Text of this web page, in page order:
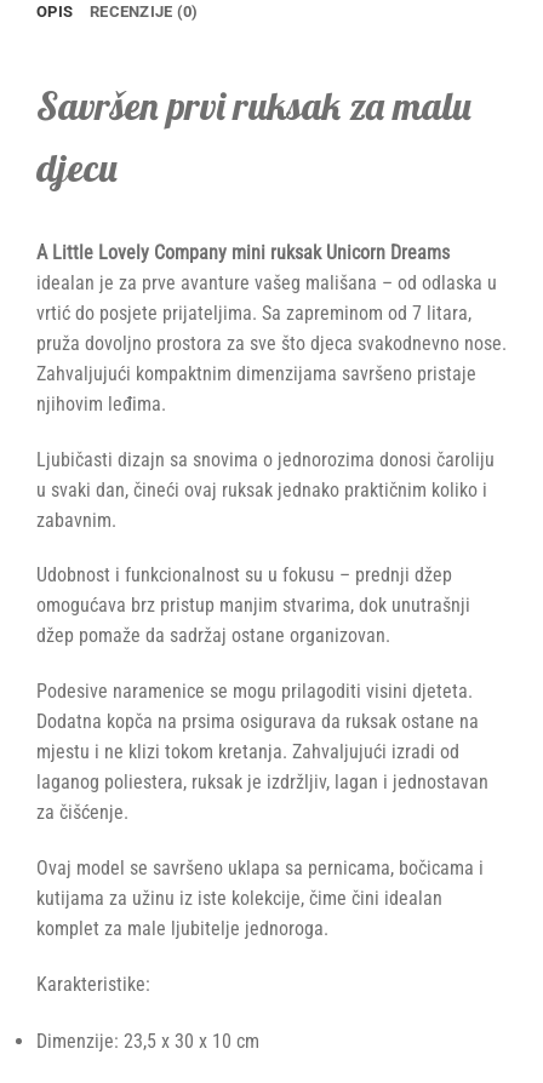
OPIS RECENZIJE (0)
Savršen prvi ruksak za malu
djecu
A Little Lovely Company mini ruksak Unicorn Dreams
idealan je za prve avanture vašeg mališana – od odlaska u
vrtić do posjete prijateljima. Sa zapreminom od 7 litara,
pruža dovoljno prostora za sve što djeca svakodnevno nose.
Zahvaljujući kompaktnim dimenzijama savršeno pristaje
njihovim leđima.
Ljubičasti dizajn sa snovima o jednorozima donosi čaroliju
u svaki dan, čineći ovaj ruksak jednako praktičnim koliko i
zabavnim.
Udobnost i funkcionalnost su u fokusu – prednji džep
omogućava brz pristup manjim stvarima, dok unutrašnji
džep pomaže da sadržaj ostane organizovan.
Podesive naramenice se mogu prilagoditi visini djeteta.
Dodatna kopča na prsima osigurava da ruksak ostane na
mjestu i ne klizi tokom kretanja. Zahvaljujući izradi od
laganog poliestera, ruksak je izdržljiv, lagan i jednostavan
za čišćenje.
Ovaj model se savršeno uklapa sa pernicama, bočicama i
kutijama za užinu iz iste kolekcije, čime čini idealan
komplet za male ljubitelje jednoroga.
Karakteristike:
Dimenzije: 23,5 x 30 x 10 cm